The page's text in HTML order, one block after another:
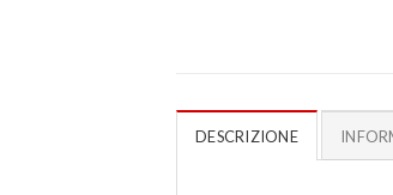
DESCRIZIONE